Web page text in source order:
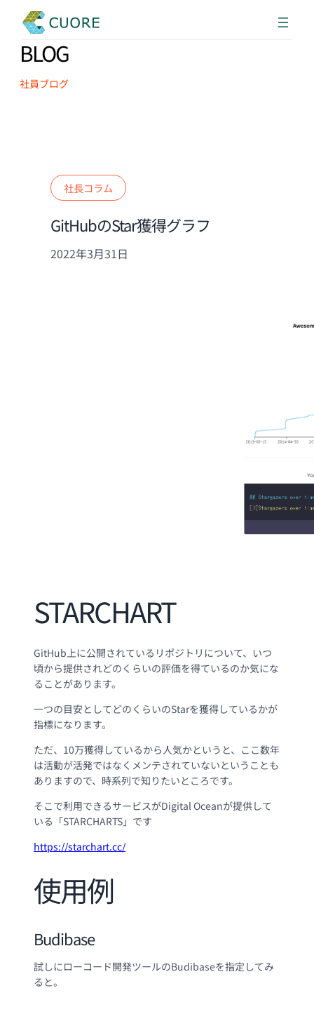
BLOG
社員ブログ
社長コラム
GitHubのStar獲得グラフ
2022年3月31日
STARCHART
GitHub上に公開されているリポジトリについて、いつ
頃から提供されどのくらいの評価を得ているのか気にな
ることがあります。
一つの目安としてどのくらいのStarを獲得しているかが
指標になります。
ただ、10万獲得しているから人気かというと、ここ数年
は活動が活発ではなくメンテされていないということも
ありますので、時系列で知りたいところです。
そこで利用できるサービスがDigital Oceanが提供して
いる「STARCHARTS」です
https://starchart.cc/
使用例
Budibase
試しにローコード開発ツールのBudibaseを指定してみ
ると。